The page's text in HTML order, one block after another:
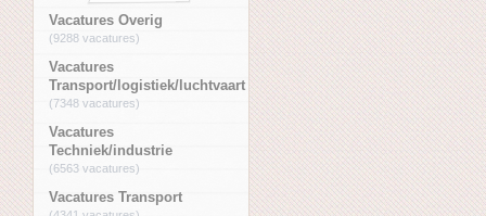
Vacatures Overig
(9288 vacatures)
Vacatures
Transport/logistiek/luchtvaart
(7348 vacatures)
Vacatures
Techniek/industrie
(6563 vacatures)
Vacatures Transport